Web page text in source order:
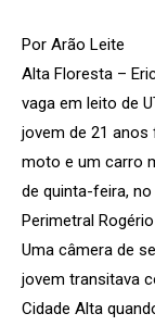
Por Arão Leite
Alta Floresta –
vaga em leito de
jovem de 21 anos
moto e um carro
de quinta-feira,
Perimetral
Uma câmera de
jovem transitava
Cidade Alta